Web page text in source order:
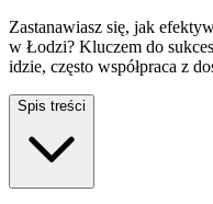
Zastanawiasz się, jak
w Łodzi? Kluczem do
idzie, często współpraca z
Spis treści